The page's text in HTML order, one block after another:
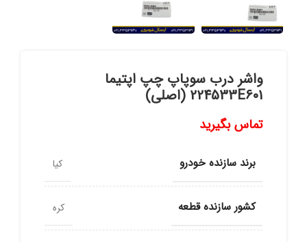
واشر درب سوپاپ چپ اپتیما
224533E601 (اصلی)
تماس بگیرید
برند سازنده خودرو کیا
کشور سازنده قطعه کره